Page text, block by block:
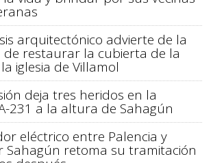
arquitectónico advierte de la
de restaurar la cubierta de la
iglesia de Villamol
deja tres heridos en la
231 a la altura de Sahagún
eléctrico entre Palencia y
Sahagún retoma su tramitación